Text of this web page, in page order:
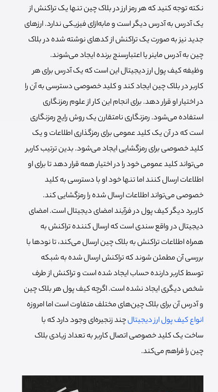
نکته توجه کنید که هر رمز ارز در بلاک چین تنها یک تراکنش از
یک آدرس به آدرس دیگر است و مابه‌ازای فیزیکی ندارد. ارزهای
جدید نیز به صورت یک تراکنش از کدهای نوشته شده در بلاک
چین به آدرس ماینر یا اعتبارسنج برنده ایجاد می‌شوند.
وظیفه کیف پول ارز دیجیتال این است که یک آدرس برای هر
کاربر در بلاک چین ایجاد کند و کلید خصوصی دسترسی به آن را
در اختیار او قرار دهد. برای انجام این کار از علوم رمزنگاری
استفاده می‌شود. رمزنگاری نامتقارن یک روش رایج رمزنگاری
است که در آن یک کلید عمومی برای رمزگذاری اطلاعات و یک
کلید خصوصی برای رمزگشایی ایجاد می‌شود. بدین ترتیب کاربر
می‌تواند کلید عمومی خود را در اختیار همه قرار دهد تا برای او
اطلاعات ارسال کنند اما تنها خود او با دسترسی به کلید
خصوصی می‌تواند اطلاعات ارسال شده را رمزگشایی کند.
کاربرد دیگر کیف پول در فرآیند امضای دیجیتال است. امضای
دیجیتال در واقع سندی است که ارسال کننده تراکنش به
همراه اطلاعات تراکنش به بلاک چین ارسال می‌کند، تا نودها با
بررسی آن مطمئن شوند که تراکنش ارسال شده به شبکه
توسط کاربر دارنده حساب ایجاد شده است و تراکنش از طرف
شخص دیگری ایجاد نشده است. اگرچه کیف پول هر بلاک چین
و آدرس آن برای بلاک چین‌های مختلف متفاوت است اما امروزه
انواع کیف پول ارز دیجیتالچند زنجیره‌ای وجود دارد که با
ساخت یک کلید خصوصی اتصال کاربر به تعداد زیادی بلاک
چین را فراهم می‌کند.